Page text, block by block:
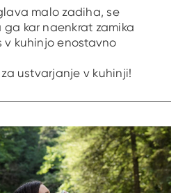
malo zadiha, se
ga kar naenkrat zamika
kuhinjo enostavno
ustvarjanje v kuhinji!